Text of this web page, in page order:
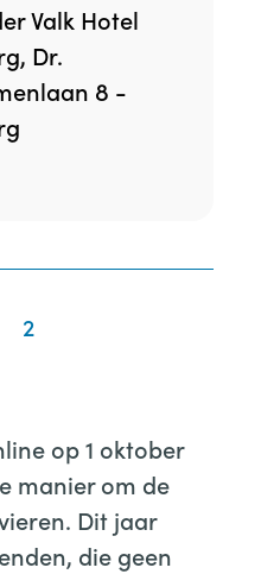
Valk Hotel
Dr.
8 -
2
op 1 oktober
manier om de
Dit jaar
die geen